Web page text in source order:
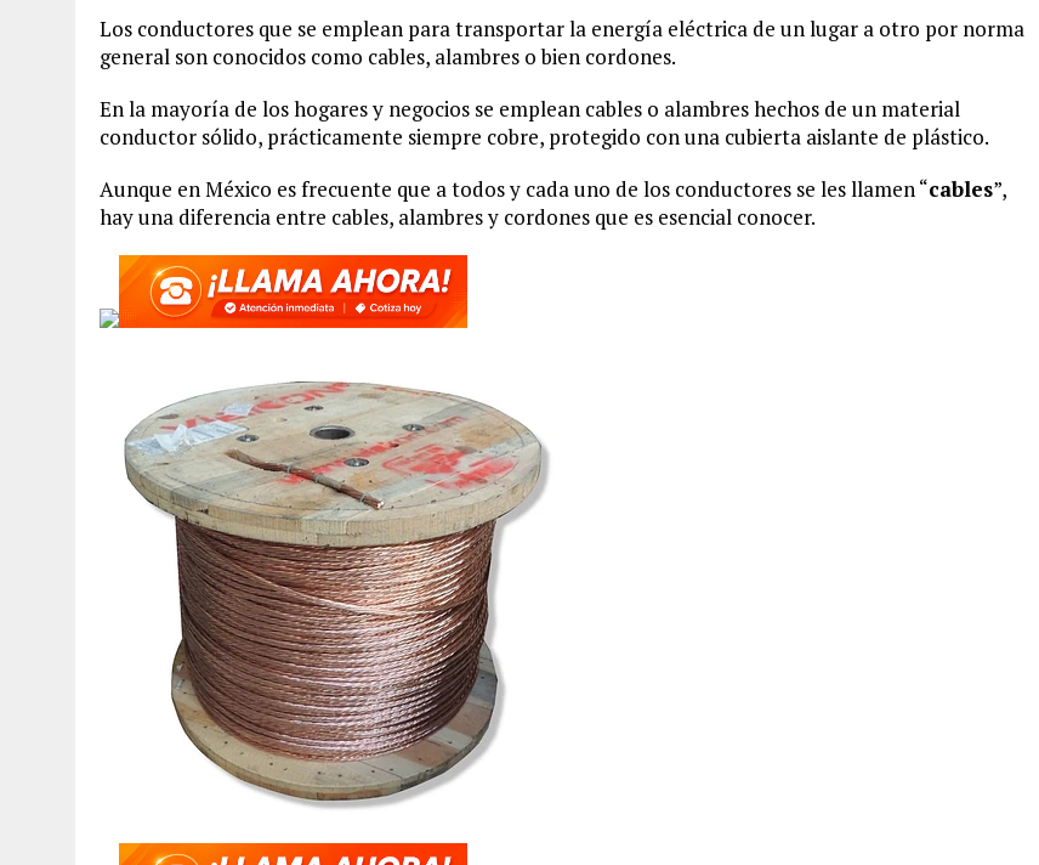
Los conductores que se emplean para transportar la energía eléctrica de un lugar a otro por norma
general son conocidos como cables, alambres o bien cordones.
En la mayoría de los hogares y negocios se emplean cables o alambres hechos de un material
conductor sólido, prácticamente siempre cobre, protegido con una cubierta aislante de plástico.
Aunque en México es frecuente que a todos y cada uno de los conductores se les llamen “cables”,
hay una diferencia entre cables, alambres y cordones que es esencial conocer.